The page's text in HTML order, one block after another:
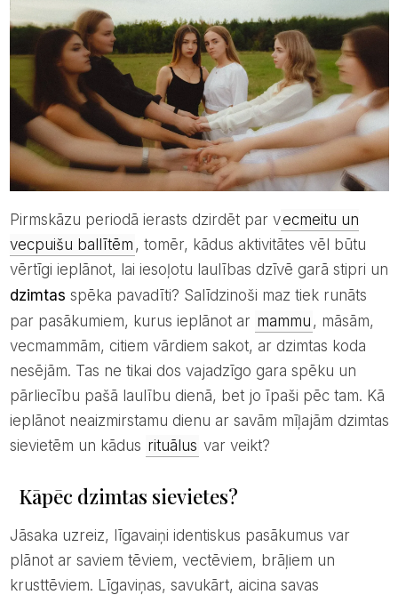
Pirmskāzu periodā ierasts dzirdēt par vecmeitu un
vecpuišu ballītēm , tomēr, kādus aktivitātes vēl būtu
vērtīgi ieplānot, lai iesoļotu laulības dzīvē garā stipri un
dzimtas spēka pavadīti? Salīdzinoši maz tiek runāts
par pasākumiem, kurus ieplānot ar mammu , māsām,
vecmammām, citiem vārdiem sakot, ar dzimtas koda
nesējām. Tas ne tikai dos vajadzīgo gara spēku un
pārliecību pašā laulību dienā, bet jo īpaši pēc tam. Kā
ieplānot neaizmirstamu dienu ar savām mīļajām dzimtas
sievietēm un kādus rituālus var veikt?
Kāpēc dzimtas sievietes?
Jāsaka uzreiz, līgavaiņi identiskus pasākumus var
plānot ar saviem tēviem, vectēviem, brāļiem un
krusttēviem. Līgaviņas, savukārt, aicina savas